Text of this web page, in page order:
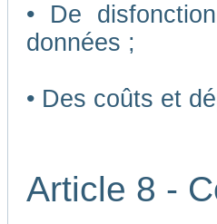
• De
données ;
• Des coûts et
Article 8 -